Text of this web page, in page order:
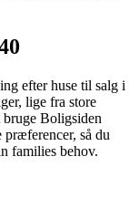
efter huse til salg i
lige fra store
Boligsiden
præferencer, så du
families behov.